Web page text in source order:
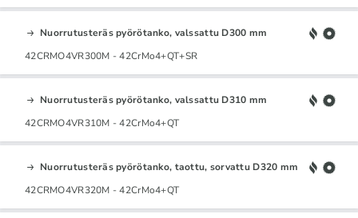
Nuorrutusteräs pyörötanko, valssattu D300 mm
42CRMO4VR300M - 42CrMo4+QT+SR
Nuorrutusteräs pyörötanko, valssattu D310 mm
42CRMO4VR310M - 42CrMo4+QT
Nuorrutusteräs pyörötanko, taottu, sorvattu D320 mm
42CRMO4VR320M - 42CrMo4+QT